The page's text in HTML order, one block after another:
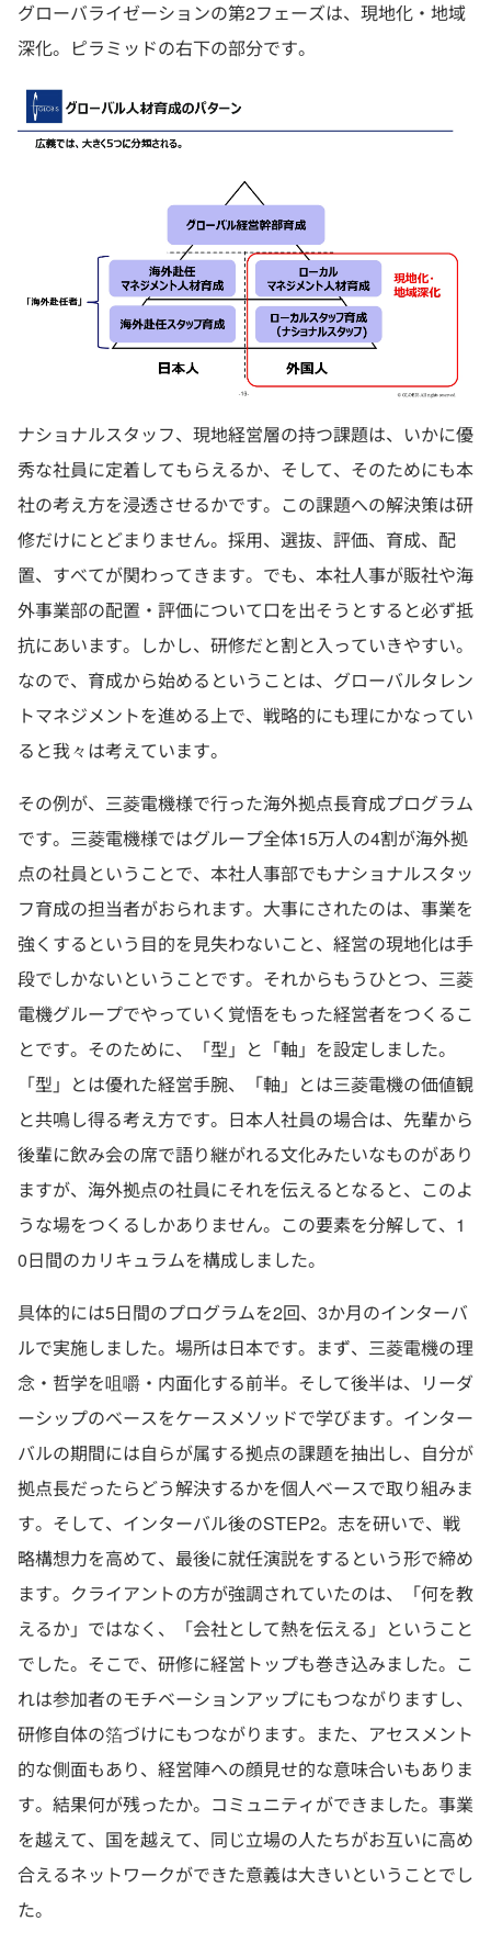
グローバライゼーションの第2フェーズは、現地化・地域
深化。ピラミッドの右下の部分です。
ナショナルスタッフ、現地経営層の持つ課題は、いかに優
秀な社員に定着してもらえるか、そして、そのためにも本
社の考え方を浸透させるかです。この課題への解決策は研
修だけにとどまりません。採用、選抜、評価、育成、配
置、すべてが関わってきます。でも、本社人事が販社や海
外事業部の配置・評価について口を出そうとすると必ず抵
抗にあいます。しかし、研修だと割と入っていきやすい。
なので、育成から始めるということは、グローバルタレン
トマネジメントを進める上で、戦略的にも理にかなってい
ると我々は考えています。
その例が、三菱電機様で行った海外拠点長育成プログラム
です。三菱電機様ではグループ全体15万人の4割が海外拠
点の社員ということで、本社人事部でもナショナルスタッ
フ育成の担当者がおられます。大事にされたのは、事業を
強くするという目的を見失わないこと、経営の現地化は手
段でしかないということです。それからもうひとつ、三菱
電機グループでやっていく覚悟をもった経営者をつくるこ
とです。そのために、「型」と「軸」を設定しました。
「型」とは優れた経営手腕、「軸」とは三菱電機の価値観
と共鳴し得る考え方です。日本人社員の場合は、先輩から
後輩に飲み会の席で語り継がれる文化みたいなものがあり
ますが、海外拠点の社員にそれを伝えるとなると、このよ
うな場をつくるしかありません。この要素を分解して、1
0日間のカリキュラムを構成しました。
具体的には5日間のプログラムを2回、3か月のインターバ
ルで実施しました。場所は日本です。まず、三菱電機の理
念・哲学を咀嚼・内面化する前半。そして後半は、リーダ
ーシップのベースをケースメソッドで学びます。インター
バルの期間には自らが属する拠点の課題を抽出し、自分が
拠点長だったらどう解決するかを個人ベースで取り組みま
す。そして、インターバル後のSTEP2。志を研いで、戦
略構想力を高めて、最後に就任演説をするという形で締め
ます。クライアントの方が強調されていたのは、「何を教
えるか」ではなく、「会社として熱を伝える」ということ
でした。そこで、研修に経営トップも巻き込みました。こ
れは参加者のモチベーションアップにもつながりますし、
研修自体の箔づけにもつながります。また、アセスメント
的な側面もあり、経営陣への顔見せ的な意味合いもありま
す。結果何が残ったか。コミュニティができました。事業
を越えて、国を越えて、同じ立場の人たちがお互いに高め
合えるネットワークができた意義は大きいということでし
た。